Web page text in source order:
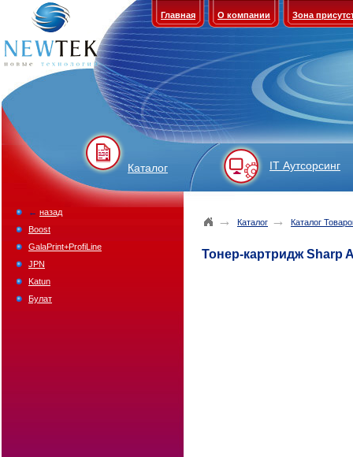
Главная О компании Зона
Каталог IT Аутсорсинг
→ Каталог → Каталог
Тонер-картридж Sharp
← назад
Boost
GalaPrint+ProfiLine
JPN
Katun
Булат